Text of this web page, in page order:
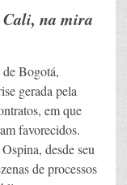
Cali, na mira
Bogotá,
gerada pela
em que
favorecidos.
desde seu
de processos